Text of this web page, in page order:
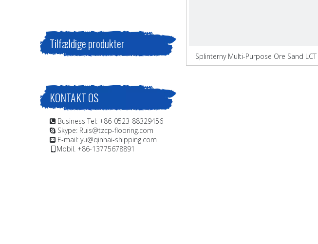
Tilfældige produkter
KONTAKT OS
 Business Tel: +86-0523-88329456
 Skype: Ruis@tzcp-flooring.com
 E-mail: yu@qinhai-shipping.com
Mobil. +86-13775678891
Splinterny Multi-Purpose Ore Sand LCT
pram